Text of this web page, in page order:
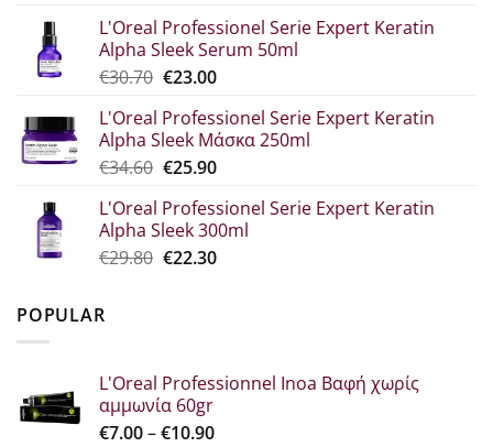
was:
€44.80.
τιμή
είναι:
€33.60.
L'Oreal Professionel Serie Expert Keratin
Alpha Sleek Serum 50ml
€30.70 Original
was:
€30.70.
€23.00Η
τιμή
είναι:
€23.00.
L'Oreal Professionel Serie Expert Keratin
Alpha Sleek Μάσκα 250ml
€34.60 Original
was:
€34.60.
€25.90Η
τιμή
είναι:
€25.90.
L'Oreal Professionel Serie Expert Keratin
Alpha Sleek 300ml
€29.80 Original
€22.30Η
POPULAR
L'Oreal Professionnel Inoa Βαφή χωρίς
αμμωνία 60gr
€7.00–€10.90Price